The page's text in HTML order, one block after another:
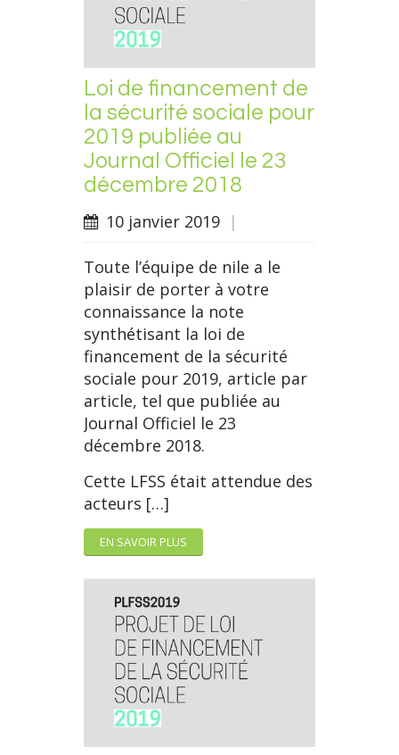
Loi de financement de
la sécurité sociale pour
2019 publiée au
Journal Officiel le 23
décembre 2018
10 janvier 2019 |
Toute l’équipe de nile a le
plaisir de porter à votre
connaissance la note
synthétisant la loi de
financement de la sécurité
sociale pour 2019, article par
article, tel que publiée au
Journal Officiel le 23
décembre 2018.
Cette LFSS était attendue des
acteurs […]
EN SAVOIR PLUS